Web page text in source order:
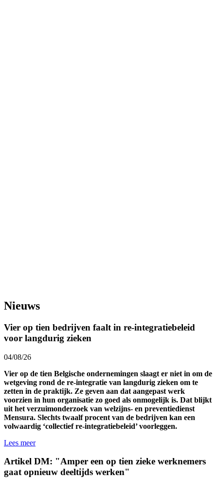
Nieuws
Vier op tien bedrijven faalt in re-integratiebeleid
voor langdurig zieken
04/08/26
Vier op de tien Belgische ondernemingen slaagt er niet in om de
wetgeving rond de re-integratie van langdurig zieken om te
zetten in de praktijk. Ze geven aan dat aangepast werk
voorzien in hun organisatie zo goed als onmogelijk is. Dat blijkt
uit het verzuimonderzoek van welzijns- en preventiedienst
Mensura. Slechts twaalf procent van de bedrijven kan een
volwaardig ‘collectief re-integratiebeleid’ voorleggen.
Lees meer
Artikel DM: "Amper een op tien zieke werknemers
gaat opnieuw deeltijds werken"